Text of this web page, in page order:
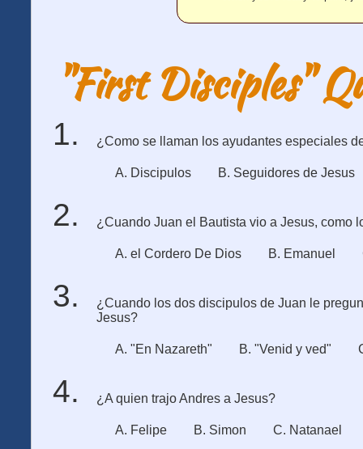
"First Disciples"
¿Como se llaman los ayudantes especiales
A. Discipulos B. Seguidores de Jesus
¿Cuando Juan el Bautista vio a Jesus, como
A. el Cordero De Dios B. Emanuel
¿Cuando los dos discipulos de Juan le
Jesus?
A. "En Nazareth" B. "Venid y ved"
¿A quien trajo Andres a Jesus?
A. Felipe B. Simon C. Natanael